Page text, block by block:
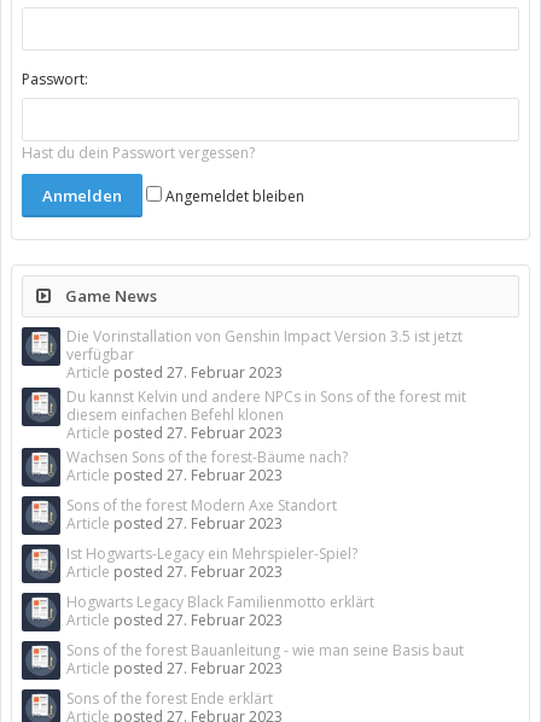
Passwort:
Hast du dein Passwort vergessen?
Angemeldet bleiben
Game News
Die Vorinstallation von Genshin Impact Version 3.5 ist jetzt
verfügbar
Article posted 27. Februar 2023
Du kannst Kelvin und andere NPCs in Sons of the forest mit
diesem einfachen Befehl klonen
Article posted 27. Februar 2023
Wachsen Sons of the forest-Bäume nach?
Article posted 27. Februar 2023
Sons of the forest Modern Axe Standort
Article posted 27. Februar 2023
Ist Hogwarts-Legacy ein Mehrspieler-Spiel?
Article posted 27. Februar 2023
Hogwarts Legacy Black Familienmotto erklärt
Article posted 27. Februar 2023
Sons of the forest Bauanleitung - wie man seine Basis baut
Article posted 27. Februar 2023
Sons of the forest Ende erklärt
Article posted 27. Februar 2023